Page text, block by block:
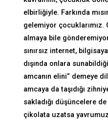
elbirliğiyle. Farkında
gelemiyor çocuklarımız.
almaya bile
sınırsız internet,
dışında onlara
amcanın elini” demeye
amcaya da taşıdığı
sakladığı düşüncelere
çikolata uzatsa